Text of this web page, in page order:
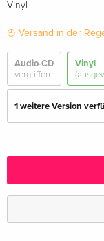
Vinyl
Versand in der
Audio-CD
vergriffen
Vinyl
1 weitere Version
Green Vinyl, LP —